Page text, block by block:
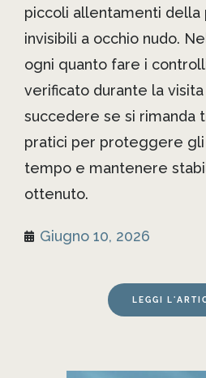
piccoli allentamenti della
invisibili a occhio nudo.
ogni quanto fare i
verificato durante la
succedere se si rimanda
pratici per proteggere
tempo e mantenere
ottenuto.
Giugno 10, 2026
LEGGI